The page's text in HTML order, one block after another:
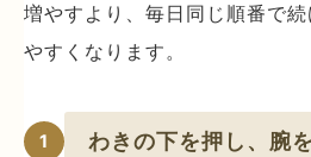
増やすより、毎日同じ順番で
やすくなります。
1 わきの下を押し、腕